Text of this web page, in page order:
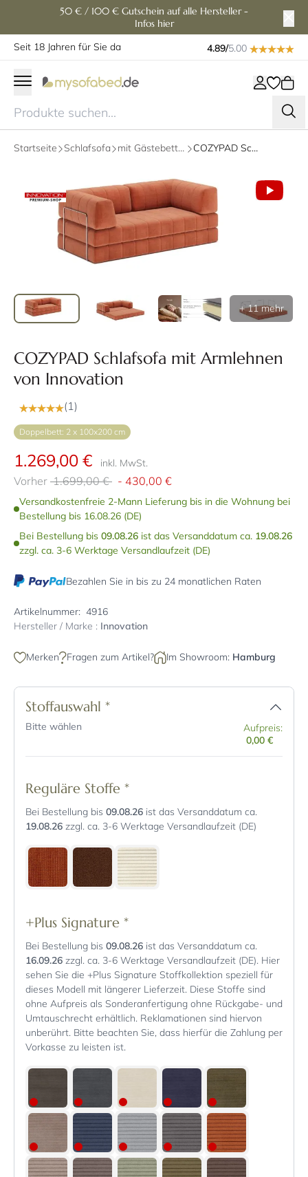
50 € / 100 € Gutschein auf alle Hersteller -
Infos hier
Seit 18 Jahren für Sie da
4.89/5.00
Startseite Schlafsofa mit Gästebettfunktion COZYPAD Schlafsofa mit Armlehnen von Innovation
+ 11 mehr
COZYPAD Schlafsofa mit Armlehnen
von Innovation
(1)
Doppelbett: 2 x 100x200 cm
1.269,00 € inkl. MwSt.
Vorher 1.699,00 € - 430,00 €
Versandkostenfreie 2-Mann Lieferung bis in die Wohnung bei
Bestellung bis 16.08.26 (DE)
Bei Bestellung bis 09.08.26 ist das Versanddatum ca. 19.08.26
zzgl. ca. 3-6 Werktage Versandlaufzeit (DE)
Bezahlen Sie in bis zu 24 monatlichen Raten
Artikelnummer: 4916
Hersteller / Marke : Innovation
Merken Fragen zum Artikel? Im Showroom: Hamburg
Stoffauswahl *
Bitte wählen
Aufpreis:
0,00 €
Reguläre Stoffe *
Bei Bestellung bis 09.08.26 ist das Versanddatum ca.
19.08.26 zzgl. ca. 3-6 Werktage Versandlaufzeit (DE)
+Plus Signature *
Bei Bestellung bis 09.08.26 ist das Versanddatum ca.
16.09.26 zzgl. ca. 3-6 Werktage Versandlaufzeit (DE). Hier
sehen Sie die +Plus Signature Stoffkollektion speziell für
dieses Modell mit längerer Lieferzeit. Diese Stoffe sind
ohne Aufpreis als Sonderanfertigung ohne Rückgabe- und
Umtauschrecht erhältlich. Reklamationen sind hiervon
unberührt. Bitte beachten Sie, dass hierfür die Zahlung per
Vorkasse zu leisten ist.